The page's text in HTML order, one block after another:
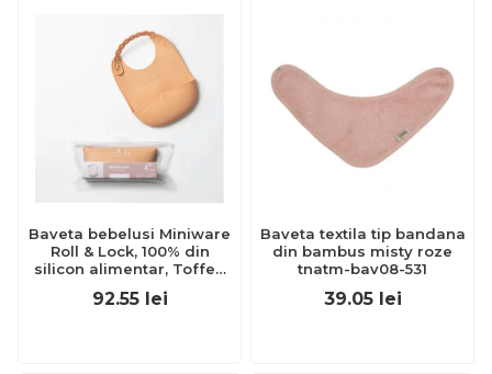
Baveta bebelusi Miniware
Roll & Lock, 100% din
silicon alimentar, Toffee
92.55 lei
Baveta textila tip bandana
din bambus misty roze
tnatm-bav08-531
39.05 lei